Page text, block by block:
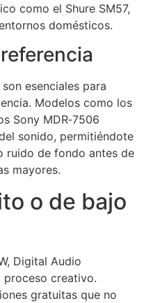
como el Shure SM57,
domésticos.
son esenciales para
Modelos como los
Sony MDR‑7506
sonido, permitiéndote
ruido de fondo antes de
mayores.
o de bajo
Digital Audio
proceso creativo.
gratuitas que no